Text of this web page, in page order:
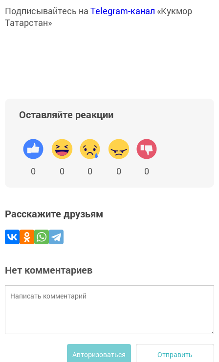
Подписывайтесь на Telegram-канал «Кукмор
Татарстан»
Оставляйте реакции
0 0 0 0 0
Расскажите друзьям
Нет комментариев
Авторизоваться Отправить